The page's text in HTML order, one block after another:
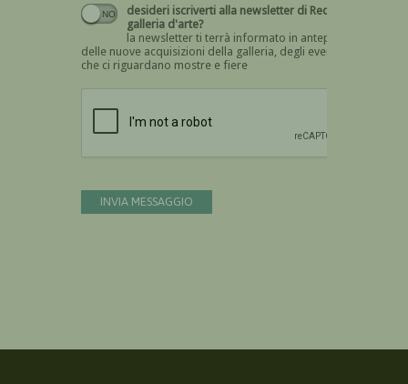
desideri iscriverti alla newsletter di Recta
galleria d'arte?
la newsletter ti terrà informato in anteprima
delle nuove acquisizioni della galleria, degli eventi
che ci riguardano mostre e fiere
INVIA MESSAGGIO